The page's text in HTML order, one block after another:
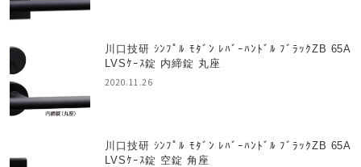
川口技研 ｼﾝﾌﾟﾙ ﾓﾀﾞﾝ ﾚﾊﾞｰﾊﾝﾄﾞﾙ ﾌﾞﾗｯｸZB 65A
LVSｹｰｽ錠 内締錠 丸座
2020.11.26
川口技研 ｼﾝﾌﾟﾙ ﾓﾀﾞﾝ ﾚﾊﾞｰﾊﾝﾄﾞﾙ ﾌﾞﾗｯｸZB 65A
LVSｹｰｽ錠 空錠 角座